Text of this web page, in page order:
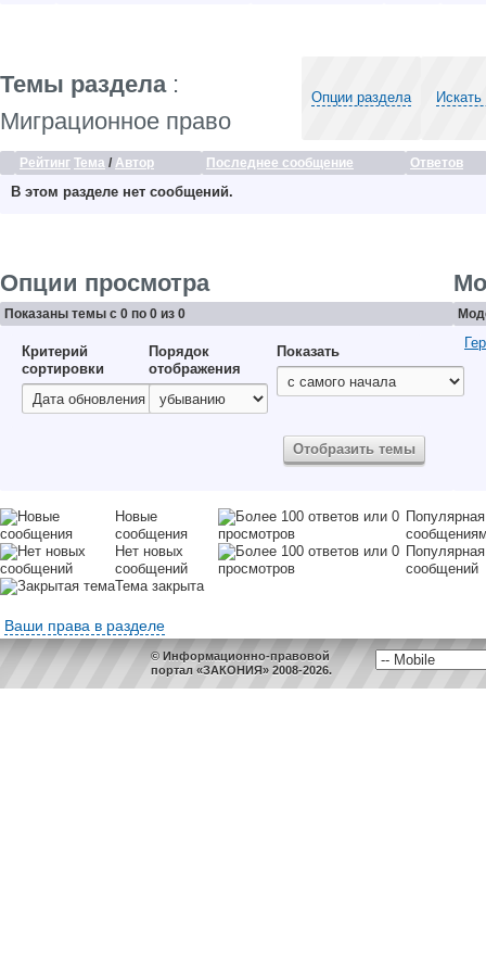
Темы раздела:
Миграционное право
Опции раздела
Рейтинг Тема / Автор Последнее сообщение Ответов
В этом разделе нет сообщений.
Опции просмотра
Показаны темы с 0 по 0 из 0
Критерий
сортировки
Порядок
отображения
Показать
Новые
сообщения
Нет новых
сообщений
сообщений
Тема закрыта
Ваши права в разделе
© Информационно-правовой
портал «ЗАКОНИЯ» 2008-2026.